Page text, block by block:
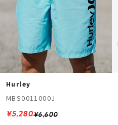
Hurley
MBS0011000J
¥6,600
¥5,280